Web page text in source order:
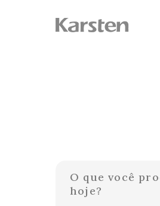
O que você
hoje?